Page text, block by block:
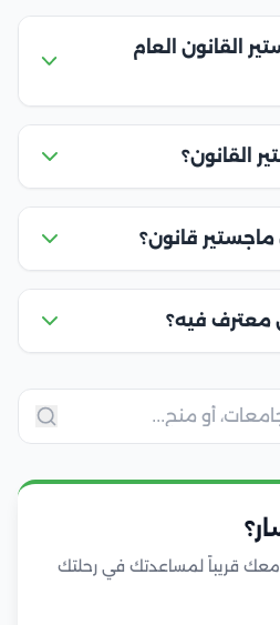
القانون العام
القانون؟
قانون؟
معترف فيه؟
معك قريباً لمساعدتك في رحلتك